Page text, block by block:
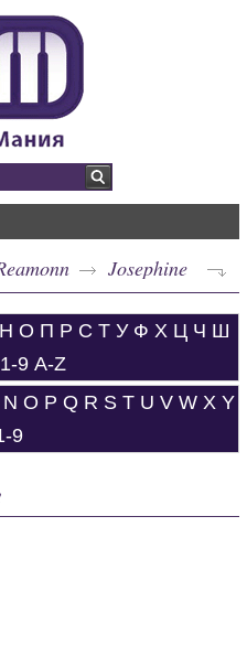
Josephine
Н О П Р С Т У Ф Х Ц Ч Ш
1-9 A-Z
N O P Q R S T U V W X Y
9